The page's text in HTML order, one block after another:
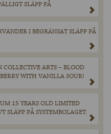
SLÄPP PÅ
I BEGRÄNSAT SLÄPP PÅ
COLLECTIVE ARTS – BLOOD
WITH VANILLA SOUR!
15 YEARS OLD LIMITED
SLÄPP PÅ SYSTEMBOLAGET.